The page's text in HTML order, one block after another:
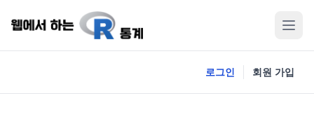
로그인 회원 가입